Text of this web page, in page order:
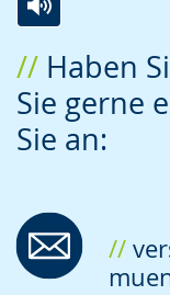
Haben
Sie gerne
Sie an:
Leichten
Sprache
wechseln.
Audio-
Unterstützung.
Video
in
Deutscher
angezeigt.